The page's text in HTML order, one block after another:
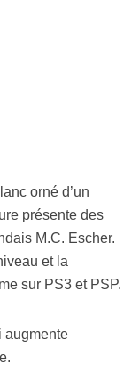
orné d’un
présente des
M.C. Escher.
et la
sur PS3 et PSP.
augmente